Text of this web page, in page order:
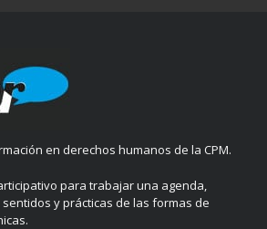
en derechos humanos de la CPM.
para trabajar una agenda,
y prácticas de las formas de